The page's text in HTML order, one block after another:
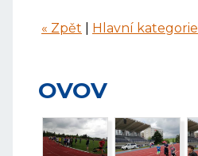
« Zpět Hlavní kategorie
OVOV